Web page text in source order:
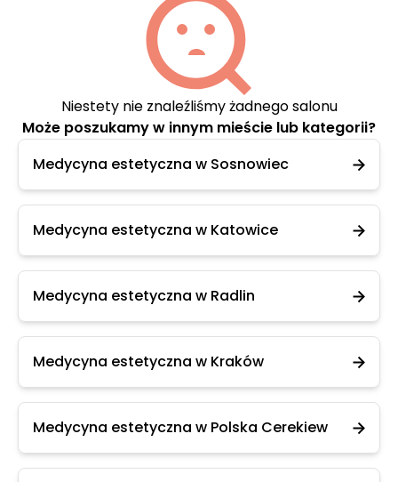
Niestety nie znaleźliśmy żadnego salonu
Może poszukamy w innym mieście lub kategorii?
Medycyna estetyczna w Sosnowiec
Medycyna estetyczna w Katowice
Medycyna estetyczna w Radlin
Medycyna estetyczna w Kraków
Medycyna estetyczna w Polska Cerekiew